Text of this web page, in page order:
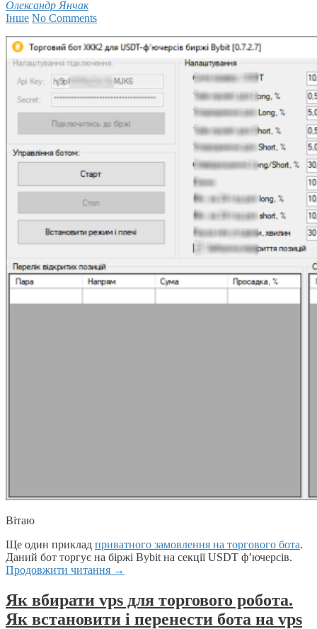
Олександр Янчак
Інше No Comments
Вітаю
Ще один приклад приватного замовлення на торгового бота.
Даний бот торгує на біржі Bybit на секції USDT ф’ючерсів.
Продовжити читання →
Як вбирати vps для торгового робота.
Як встановити і перенести бота на vps